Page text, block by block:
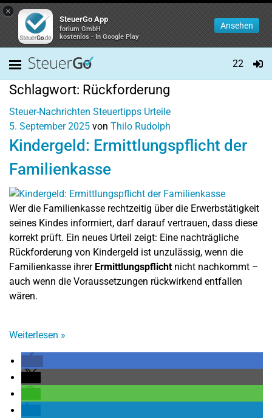
×
SteuerGo App
forium GmbH
kostenlos - In Google Play
Ansehen
22
Schlagwort: Rückforderung
Steuer-Nachrichten Steuertipps Urteile
5. September 2025 von Thilo Rudolph
Kindergeld: Ermittlungspflicht der
Familienkasse
Wer die Familienkasse rechtzeitig über die Erwerbstätigkeit
seines Kindes informiert, darf darauf vertrauen, dass diese
korrekt prüft. Ein neues Urteil zeigt: Eine nachträgliche
Rückforderung von Kindergeld ist unzulässig, wenn die
Familienkasse ihrer Ermittlungspflichtnicht nachkommt –
auch wenn die Voraussetzungen rückwirkend entfallen
wären.
Weiterlesen »